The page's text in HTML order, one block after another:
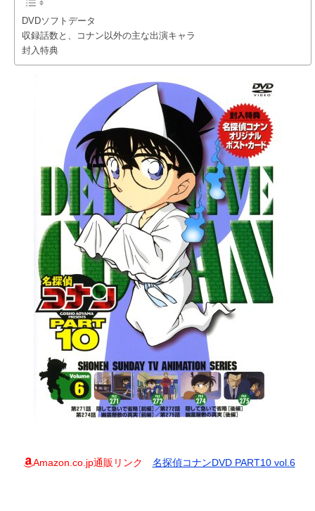
DVDソフトデータ
収録話数と、コナン以外の主な出演キャラ
封入特典
Amazon.co.jp通販リンク 名探偵コナンDVD PART10 vol.6